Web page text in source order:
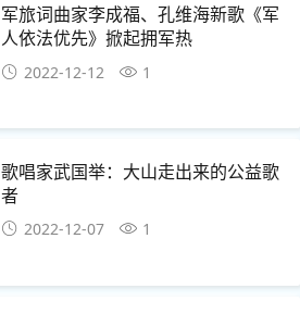
军旅词曲家李成福、孔维海新歌《军
人依法优先》掀起拥军热
2022-12-12 1
歌唱家武国举：大山走出来的公益歌
者
2022-12-07 1